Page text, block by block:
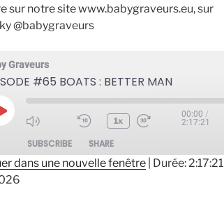
sur notre site www.babygraveurs.eu, sur
@babygraveurs
Graveurs
#65 BOATS : BETTER MAN
1x
00:00 /
2:17:21
SUBSCRIBE SHARE
dans une nouvelle fenêtre Durée: 2:17:21